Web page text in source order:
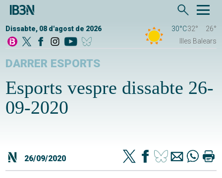
Dissabte, 08 d'agost de 2026 30°C32°
26°
Illes Balears
DARRER ESPORTS
Esports vespre dissabte 26-
09-2020
26/09/2020